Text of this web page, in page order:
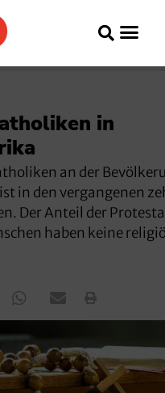
in
an der
in den vergangenen
Der Anteil der
haben keine